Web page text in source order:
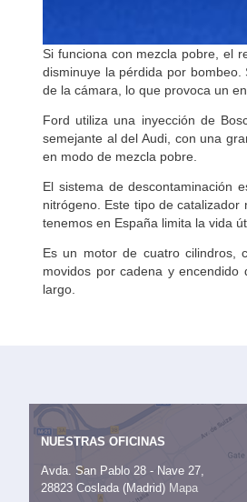
Si funciona con mezcla pobre, el
disminuye la pérdida por
de la cámara, lo que provoca un
Ford utiliza una inyección de
semejante al del Audi, con una
en modo de mezcla pobre.
El sistema de descontaminación
nitrógeno. Este tipo de
tenemos en España limita la vida
Es un motor de cuatro cilindros,
movidos por cadena y
largo.
NUESTRAS OFICINAS
Avda. San Pablo 28 - Nave 27,
28823 Coslada (Madrid) Mapa